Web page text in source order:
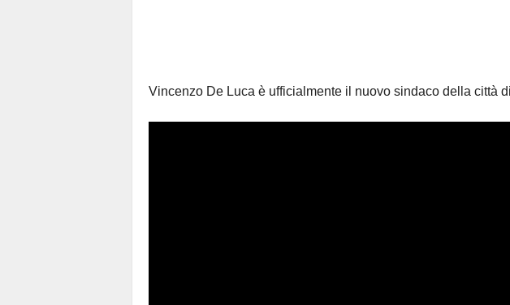
Vincenzo De Luca è ufficialmente il nuovo sindaco della città